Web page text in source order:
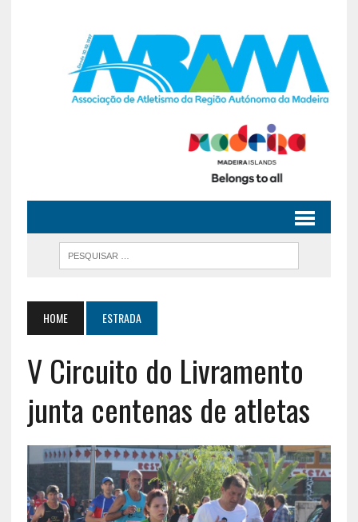
HOME ESTRADA
V Circuito do Livramento
junta centenas de atletas